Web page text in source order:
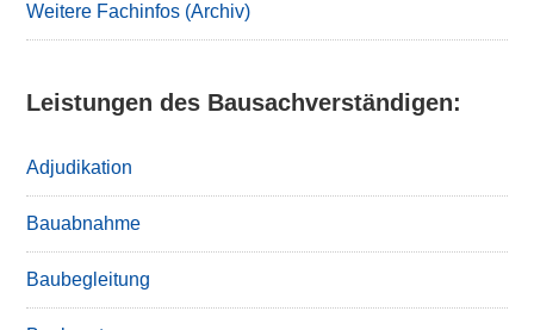
Weitere Fachinfos (Archiv)
Leistungen des Bausachverständigen:
Adjudikation
Bauabnahme
Baubegleitung